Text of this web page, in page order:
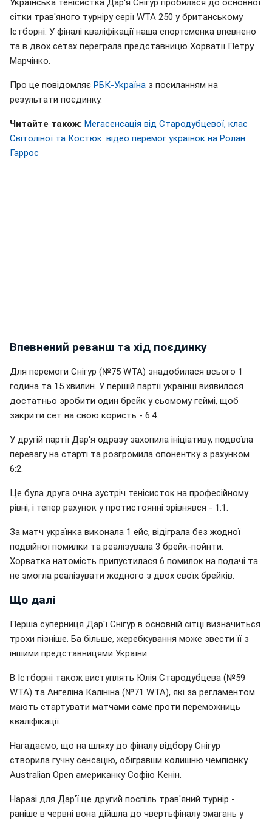
сітки трав'яного турніру серії WTA 250 у британському
Істборні. У фіналі кваліфікації наша спортсменка впевнено
та в двох сетах переграла представницю Хорватії Петру
Марчінко.
Про це повідомляє РБК-Україна з посиланням на
результати поєдинку.
Читайте також: Мегасенсація від Стародубцевої, клас
Світоліної та Костюк: відео перемог українок на Ролан
Гаррос
Впевнений реванш та хід поєдинку
Для перемоги Снігур (№75 WTA) знадобилася всього 1
година та 15 хвилин. У першій партії українці виявилося
достатньо зробити один брейк у сьомому геймі, щоб
закрити сет на свою користь - 6:4.
У другій партії Дар'я одразу захопила ініціативу, подвоїла
перевагу на старті та розгромила опонентку з рахунком
6:2.
Це була друга очна зустріч тенісисток на професійному
рівні, і тепер рахунок у протистоянні зрівнявся - 1:1.
За матч українка виконала 1 ейс, відіграла без жодної
подвійної помилки та реалізувала 3 брейк-пойнти.
Хорватка натомість припустилася 6 помилок на подачі та
не змогла реалізувати жодного з двох своїх брейків.
Що далі
Перша суперниця Дар'ї Снігур в основній сітці визначиться
трохи пізніше. Ба більше, жеребкування може звести її з
іншими представницями України.
В Істборні також виступлять Юлія Стародубцева (№59
WTA) та Ангеліна Калініна (№71 WTA), які за регламентом
мають стартувати матчами саме проти переможниць
кваліфікації.
Нагадаємо, що на шляху до фіналу відбору Снігур
створила гучну сенсацію, обігравши колишню чемпіонку
Australian Open американку Софію Кенін.
Наразі для Дар'ї це другий поспіль трав'яний турнір -
раніше в червні вона дійшла до чвертьфіналу змагань у